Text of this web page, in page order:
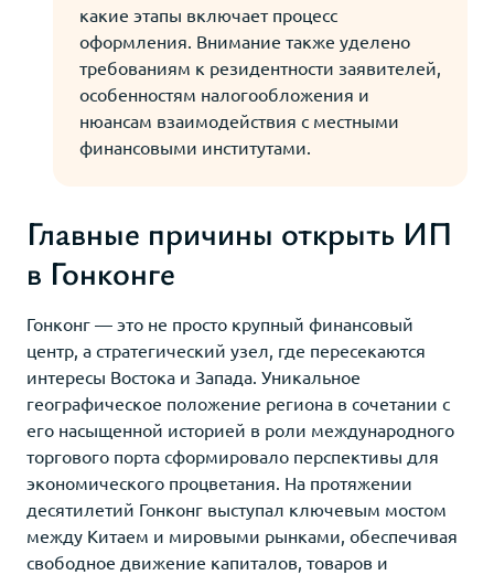
какие этапы включает процесс
оформления. Внимание также уделено
требованиям к резидентности заявителей,
особенностям налогообложения и
нюансам взаимодействия с местными
финансовыми институтами.
Главные причины открыть ИП
в Гонконге
Гонконг — это не просто крупный финансовый
центр, а стратегический узел, где пересекаются
интересы Востока и Запада. Уникальное
географическое положение региона в сочетании с
его насыщенной историей в роли международного
торгового порта сформировало перспективы для
экономического процветания. На протяжении
десятилетий Гонконг выступал ключевым мостом
между Китаем и мировыми рынками, обеспечивая
свободное движение капиталов, товаров и